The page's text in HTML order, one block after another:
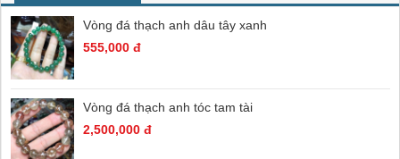
Vòng đá thạch anh dâu tây xanh
555,000 đ
Vòng đá thạch anh tóc tam tài
2,500,000 đ